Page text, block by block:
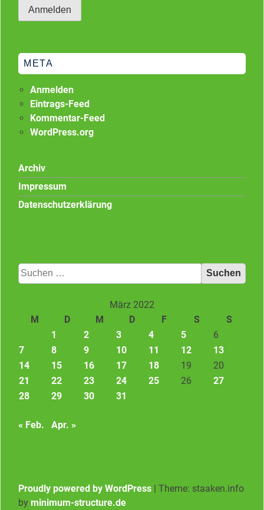
META
Anmelden
Eintrags-Feed
Kommentar-Feed
WordPress.org
Archiv
Impressum
Datenschutzerklärung
Suchen
nach:
März 2022
M
D M D F S
S
1
2 3 4 5
6
7
8 9 10 11 12
13
14
15 16 17 18 19
20
21
22 23 24 25 26
27
28
29 30 31
« Feb. Apr. »
Proudly powered by WordPress | Theme: staaken.info
by minimum-structure.de